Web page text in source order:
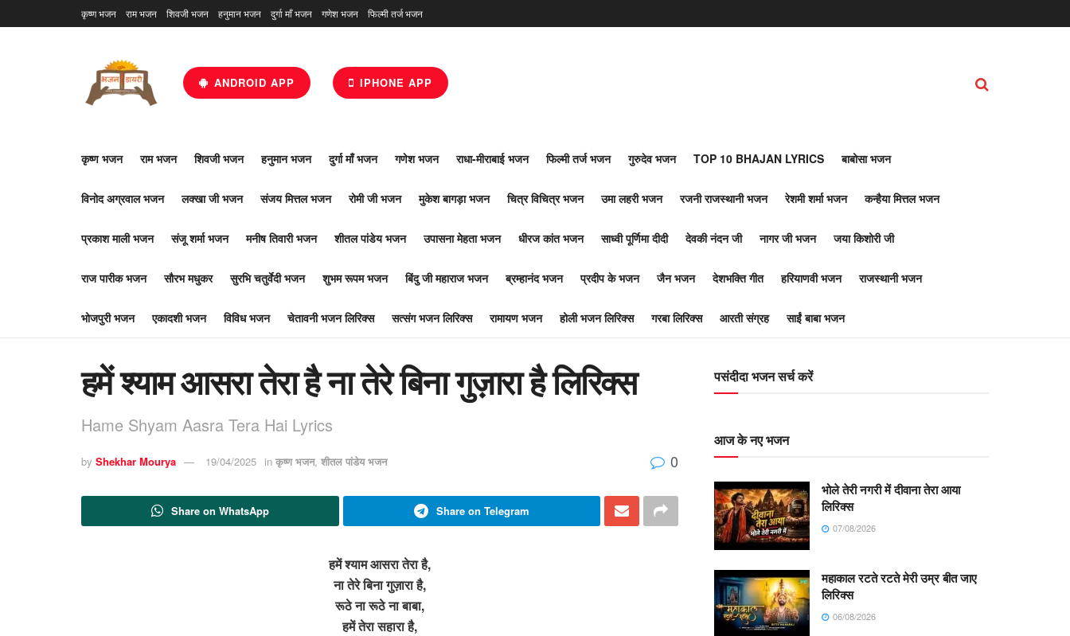
कृष्ण भजन राम भजन शिवजी भजन हनुमान भजन दुर्गा माँ भजन गणेश भजन फिल्मी तर्ज भजन
ANDROID APP IPHONE APP
कृष्ण भजन राम भजन शिवजी भजन हनुमान भजन दुर्गा माँ भजन गणेश भजन राधा-मीराबाई भजन फिल्मी तर्ज भजन गुरुदेव भजन TOP 10 BHAJAN LYRICS बाबोसा भजन
विनोद अग्रवाल भजन लक्खा जी भजन संजय मित्तल भजन रोमी जी भजन मुकेश बागड़ा भजन चित्र विचित्र भजन उमा लहरी भजन रजनी राजस्थानी भजन रेशमी शर्मा भजन कन्हैया मित्तल भजन
प्रकाश माली भजन संजू शर्मा भजन मनीष तिवारी भजन शीतल पांडेय भजन उपासना मेहता भजन धीरज कांत भजन साध्वी पूर्णिमा दीदी देवकी नंदन जी नागर जी भजन जया किशोरी जी
राज पारीक भजन सौरभ मधुकर सुरभि चतुर्वेदी भजन शुभम रूपम भजन बिंदु जी महाराज भजन ब्रम्हानंद भजन प्रदीप के भजन जैन भजन देशभक्ति गीत हरियाणवी भजन राजस्थानी भजन
भोजपुरी भजन एकादशी भजन विविध भजन चेतावनी भजन लिरिक्स सत्संग भजन लिरिक्स रामायण भजन होली भजन लिरिक्स गरबा लिरिक्स आरती संग्रह साईं बाबा भजन
हमें श्याम आसरा तेरा है ना तेरे बिना गुज़ारा है लिरिक्स
Hame Shyam Aasra Tera Hai Lyrics
by Shekhar Mourya 19/04/2025 in कृष्ण भजन, शीतल पांडेय भजन 0
Share on WhatsApp Share on Telegram
हमें श्याम आसरा तेरा है,
ना तेरे बिना गुज़ारा है,
रूठे ना रूठे ना बाबा,
हमें तेरा सहारा है,
पसंदीदा भजन सर्च करें
आज के नए भजन
भोले तेरी नगरी में दीवाना तेरा आया
लिरिक्स
07/08/2026
महाकाल रटते रटते मेरी उम्र बीत जाए
लिरिक्स
06/08/2026